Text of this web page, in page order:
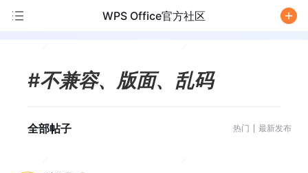
WPS Office官方社区
#不兼容、版面、乱码
全部帖子 热门 最新发布